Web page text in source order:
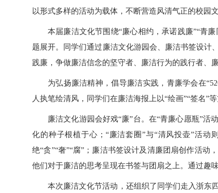
以形式多样的活动为载体，不断营造风清气正的校园
本届廉洁文化节围绕“廉心相约，承诺践廉”“青
题展开。同学们通过廉洁文化游园会、廉洁书签设计
践廉， 争做廉洁信念的坚守者、廉洁行为的践行者、
为弘扬廉洁精神，倡导廉洁实践，青廉学会在
人执笔绘清风，同学们在廉洁海报上以“绘画”“签名”
廉洁文化游园会好戏“廉”台。在“青廉心愿瓶”活
化的种子根植于心； “廉洁套圈”与“清风投壶”活动
绝“贪”“奢”“腐” ； 廉洁书签设计及清廉团扇创作活动
他们对于廉洁的思考呈现在书签与团扇之上 。 通过趣
本次廉洁文化节活动，还组织了同学们走入浙东